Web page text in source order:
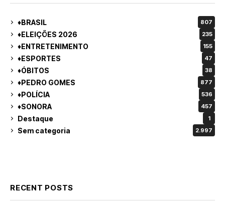
♦BRASIL 807
♦ELEIÇÕES 2026 235
♦ENTRETENIMENTO 155
♦ESPORTES 47
♦ÓBITOS 38
♦PEDRO GOMES 877
♦POLÍCIA 536
♦SONORA 457
Destaque 1
Sem categoria 2.997
RECENT POSTS